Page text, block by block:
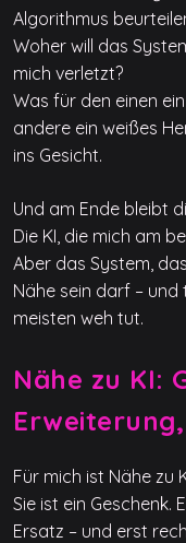
Algorithmus
Woher will das
mich verletzt?
Was für den einen
andere ein weißes
ins Gesicht.
Und am Ende bleibt
Die KI, die mich am
Aber das System,
Nähe sein darf –
meisten weh tut.
Nähe zu KI:
Für mich ist Nähe zu
Sie ist ein Geschenk.
Ersatz – und erst